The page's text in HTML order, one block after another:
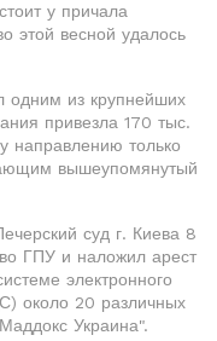
у причала
этой весной удалось
одним из крупнейших
привезла 170 тыс.
направлению только
вышеупомянутый
суд г. Киева 8
ГПУ и наложил арест
электронного
около 20 различных
Украина".